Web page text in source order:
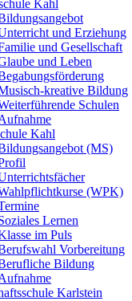
Kahl
und Erziehung
und Gesellschaft
und Leben
kreative Bildung
Schulen
Kahl
(MS)
(WPK)
Lernen
im Puls
Vorbereitung
Bildung
Karlstein